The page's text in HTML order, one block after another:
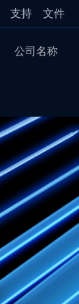
支持 文件
公司名称